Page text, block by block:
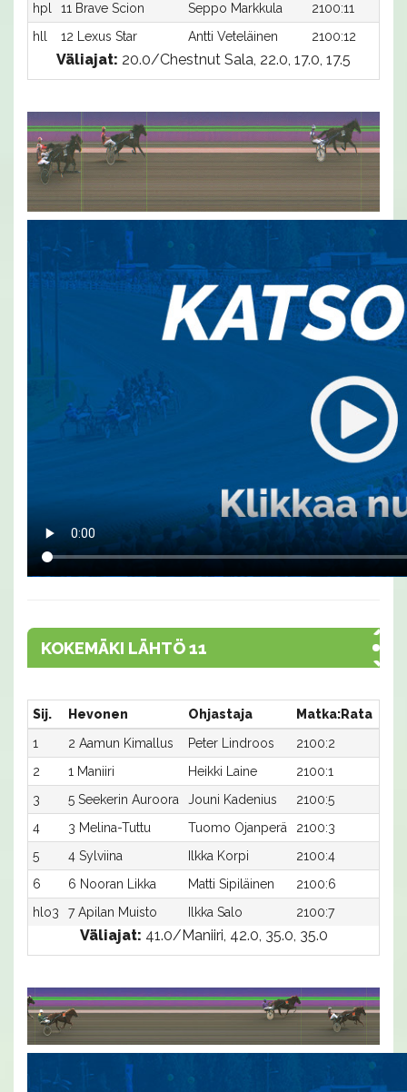
hpl
11 Brave Scion Seppo Markkula 2100:11
hll
12 Lexus Star Antti Veteläinen 2100:12
Väliajat: 20.0/Chestnut Sala, 22.0, 17.0, 17.5
KOKEMÄKI LÄHTÖ 11
Sij. Hevonen Ohjastaja Matka:Rata
1
2 Aamun Kimallus Peter Lindroos 2100:2
2
1 Maniiri Heikki Laine 2100:1
3
5 Seekerin Auroora Jouni Kadenius 2100:5
4
3 Melina-Tuttu Tuomo Ojanperä 2100:3
5
4 Sylviina Ilkka Korpi 2100:4
6
6 Nooran Likka Matti Sipiläinen 2100:6
hlo3
7 Apilan Muisto Ilkka Salo 2100:7
Väliajat: 41.0/Maniiri, 42.0, 35.0, 35.0